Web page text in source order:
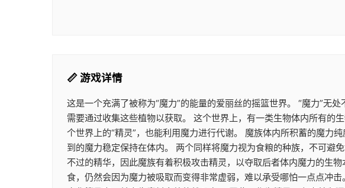
📏 游戏详情
这是一个充满了被称为“魔力”的能量的爱丽丝的摇篮世界。 “魔力”无
需要通过收集这些植物以获取。 这个世界上，有一类生物体内所有的
个世界上的“精灵”，也能利用魔力进行代谢。 魔族体内所积蓄的魔力
到的魔力稳定保持在体内。 两个同样将魔力视为食粮的种族，不可避
不过的精华，因此魔族有着积极攻击精灵，以夺取后者体内魔力的生
食，仍然会因为魔力被吸取而变得非常虚弱，难以承受哪怕一点点冲